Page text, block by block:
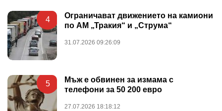
4
Ограничават движението на камиони
по АМ „Тракия“ и „Струма“
31.07.2026 09:26:09
5
Мъж е обвинен за измама с
телефони за 50 200 евро
27.07.2026 18:18:12